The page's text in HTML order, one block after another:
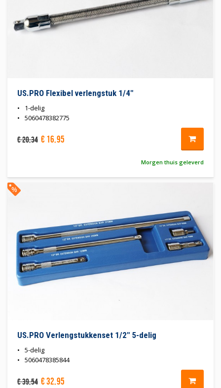
US.PRO Flexibel verlengstuk 1/4"
1-delig
5060478382775
€20,34 € 16,95
Morgen thuis geleverd
US.PRO Verlengstukkenset 1/2" 5-delig
5-delig
5060478385844
€39,54 €32,95
%